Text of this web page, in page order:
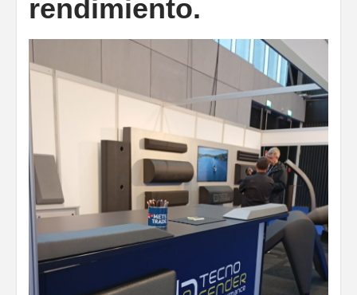
rendimiento.